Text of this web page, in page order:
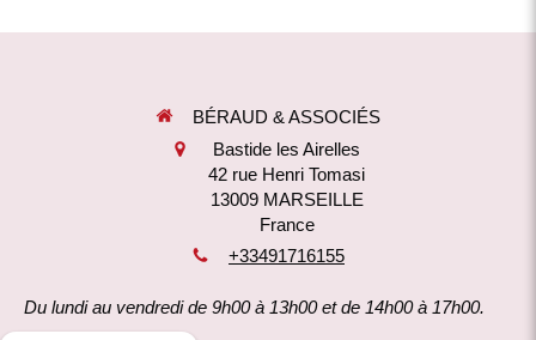
BÉRAUD & ASSOCIÉS
Bastide les Airelles
42 rue Henri Tomasi
13009 MARSEILLE
France
+33491716155
Du lundi au vendredi de 9h00 à 13h00 et de 14h00 à 17h00.